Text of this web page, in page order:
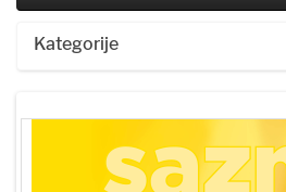
Kategorije